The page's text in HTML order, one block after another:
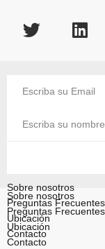
Sobre nosotros
Preguntas Frecuentes
Ubicación
Contacto
Sobre nosotros
Preguntas Frecuentes
Ubicación
Contacto